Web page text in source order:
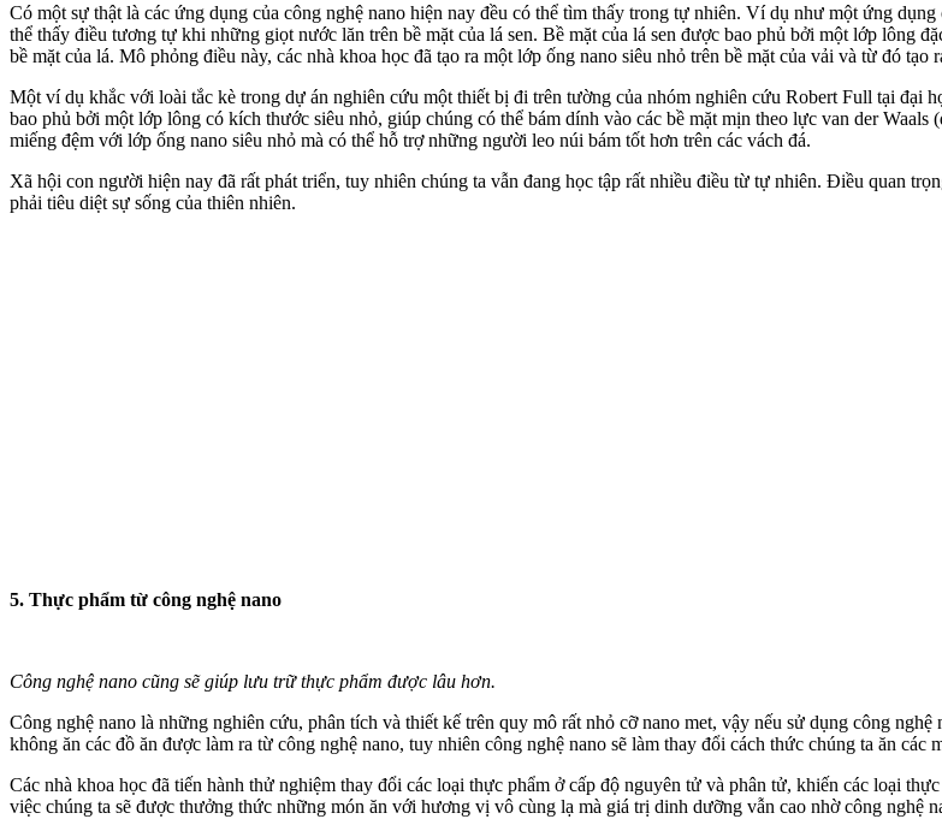
Có một sự thật là các ứng dụng của công nghệ nano hiện nay đều có thể tìm thấy trong tự nhiên. Ví dụ như một ứng
thể thấy điều tương tự khi những giọt nước lăn trên bề mặt của lá sen. Bề mặt của lá sen được bao phủ bởi một lớp lông
bề mặt của lá. Mô phỏng điều này, các nhà khoa học đã tạo ra một lớp ống nano siêu nhỏ trên bề mặt của vải và từ đó
Một ví dụ khắc với loài tắc kè trong dự án nghiên cứu một thiết bị đi trên tường của nhóm nghiên cứu Robert Full tại đại
bao phủ bởi một lớp lông có kích thước siêu nhỏ, giúp chúng có thể bám dính vào các bề mặt mịn theo lực van der
miếng đệm với lớp ống nano siêu nhỏ mà có thể hỗ trợ những người leo núi bám tốt hơn trên các vách đá.
Xã hội con người hiện nay đã rất phát triển, tuy nhiên chúng ta vẫn đang học tập rất nhiều điều từ tự nhiên. Điều quan
phải tiêu diệt sự sống của thiên nhiên.
5. Thực phẩm từ công nghệ nano
Công nghệ nano cũng sẽ giúp lưu trữ thực phẩm được lâu hơn.
Công nghệ nano là những nghiên cứu, phân tích và thiết kế trên quy mô rất nhỏ cỡ nano met, vậy nếu sử dụng công
không ăn các đồ ăn được làm ra từ công nghệ nano, tuy nhiên công nghệ nano sẽ làm thay đổi cách thức chúng ta ăn các
Các nhà khoa học đã tiến hành thử nghiệm thay đổi các loại thực phẩm ở cấp độ nguyên tử và phân tử, khiến các loại
việc chúng ta sẽ được thưởng thức những món ăn với hương vị vô cùng lạ mà giá trị dinh dưỡng vẫn cao nhờ công nghệ